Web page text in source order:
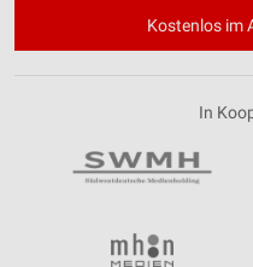
Kostenlos im
In